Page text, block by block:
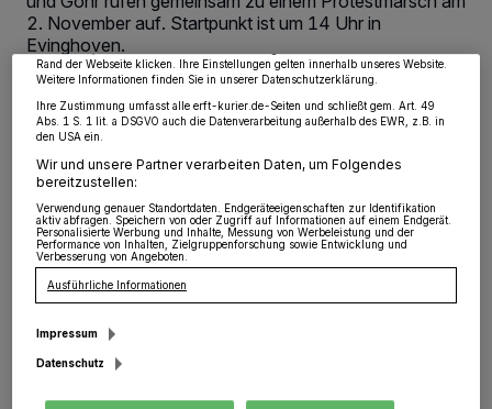
2. November auf. Startpunkt ist um 14 Uhr in
Evinghoven.
27.10.2014 , 10:52 Uhr
Von Gerhard Müller
„Nachdem nun die letzten Vorbereitungen für
Zwecke. Wenn Tracker deaktiviert sind, sind manche Inhalte und Anzeigen
möglicherweise nicht mehr so relevant für Sie. Sie können dieses Menü jederzeit
wieder aufrufen, um Ihre Einstellungen zu ändern oder Ihre Einwilligung zu
widerrufen, indem Sie auf den Link Einstellungen oder Ablehnen am unteren
Rand der Webseite klicken. Ihre Einstellungen gelten innerhalb unseres Website.
Weitere Informationen finden Sie in unserer Datenschutzerklärung.
Ihre Zustimmung umfasst alle erft-kurier.de-Seiten und schließt gem. Art. 49
Abs. 1 S. 1 lit. a DSGVO auch die Datenverarbeitung außerhalb des EWR, z.B. in
den USA ein.
Wir und unsere Partner verarbeiten Daten, um Folgendes
bereitzustellen:
Verwendung genauer Standortdaten. Endgeräteeigenschaften zur Identifikation
aktiv abfragen. Speichern von oder Zugriff auf Informationen auf einem Endgerät.
Personalisierte Werbung und Inhalte, Messung von Werbeleistung und der
Performance von Inhalten, Zielgruppenforschung sowie Entwicklung und
Verbesserung von Angeboten.
Ausführliche Informationen
Impressum
Datenschutz